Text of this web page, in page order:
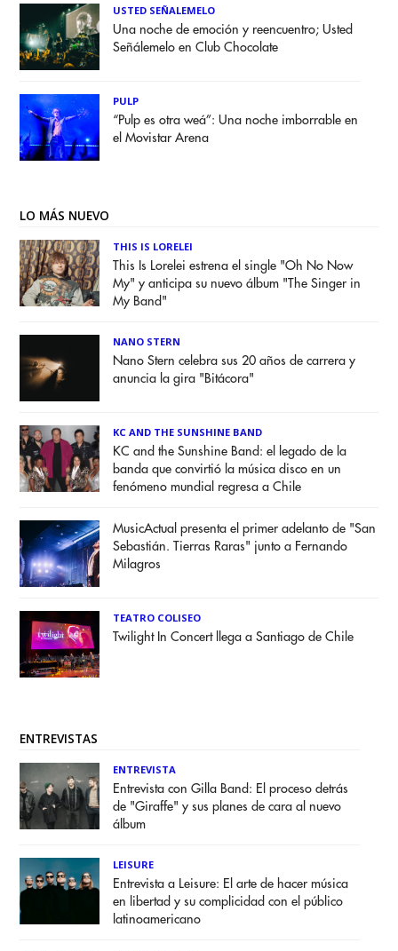
USTED SEÑALEMELO
Una noche de emoción y reencuentro; Usted
Señálemelo en Club Chocolate
PULP
“Pulp es otra weá”: Una noche imborrable en
el Movistar Arena
LO MÁS NUEVO
THIS IS LORELEI
This Is Lorelei estrena el single "Oh No Now
My" y anticipa su nuevo álbum "The Singer in
My Band"
NANO STERN
Nano Stern celebra sus 20 años de carrera y
anuncia la gira "Bitácora"
KC AND THE SUNSHINE BAND
KC and the Sunshine Band: el legado de la
banda que convirtió la música disco en un
fenómeno mundial regresa a Chile
MusicActual presenta el primer adelanto de "San
Sebastián. Tierras Raras" junto a Fernando
Milagros
TEATRO COLISEO
Twilight In Concert llega a Santiago de Chile
ENTREVISTAS
ENTREVISTA
Entrevista con Gilla Band: El proceso detrás
de "Giraffe" y sus planes de cara al nuevo
álbum
LEISURE
Entrevista a Leisure: El arte de hacer música
en libertad y su complicidad con el público
latinoamericano